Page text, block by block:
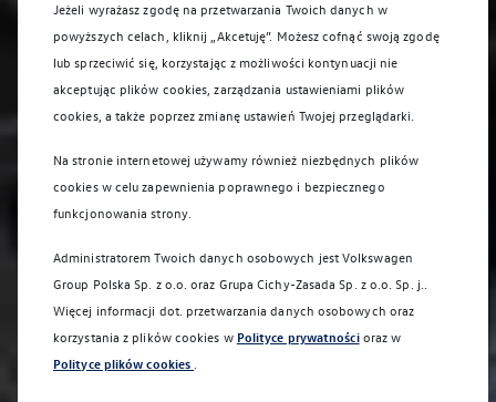
Jeżeli wyrażasz zgodę na przetwarzania Twoich danych w
powyższych celach, kliknij „Akcetuję”. Możesz cofnąć swoją zgodę
lub sprzeciwić się, korzystając z możliwości kontynuacji nie
akceptując plików cookies, zarządzania ustawieniami plików
cookies, a także poprzez zmianę ustawień Twojej przeglądarki.
Na stronie internetowej używamy również niezbędnych plików
cookies w celu zapewnienia poprawnego i bezpiecznego
funkcjonowania strony.
Administratorem Twoich danych osobowych jest Volkswagen
Group Polska Sp. z o.o. oraz Grupa Cichy-Zasada Sp. z o.o. Sp. j..
Więcej informacji dot. przetwarzania danych osobowych oraz
korzystania z plików cookies w Polityce prywatnościoraz w
Polityce plików cookies .